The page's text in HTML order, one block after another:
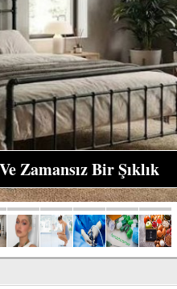
Retinolün Yeni ve